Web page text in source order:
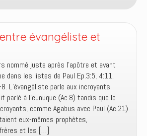
évangéliste et
nommé juste après l’apôtre et avant
dans les listes de Paul Ep.3:5, 4:11,
L’évangéliste parle aux incroyants
parlé à l’eunuque (Ac.8) tandis que le
comme Agabus avec Paul (Ac.21)
eux-mêmes prophètes,
et les […]